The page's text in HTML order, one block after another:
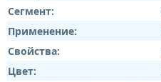
Сегмент:
Применение:
Свойства:
Цвет: